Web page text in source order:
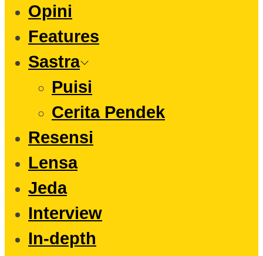
Opini
Features
Sastra
Puisi
Cerita Pendek
Resensi
Lensa
Jeda
Interview
In-depth